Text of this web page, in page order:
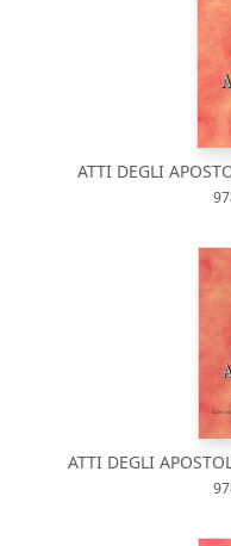
ATTI DEGLI
ATTI DEGLI